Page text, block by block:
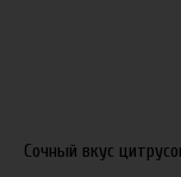
Сочный вкус